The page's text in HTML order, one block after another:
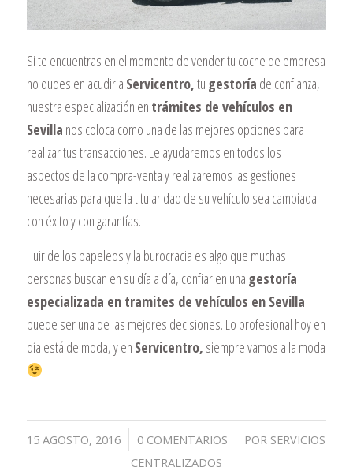
Si te encuentras en el momento de vender tu coche de empresa
no dudes en acudir a Servicentro,tu gestoría de confianza,
nuestra especialización en trámites de vehículos en
Sevilla nos coloca como una de las mejores opciones para
realizar tus transacciones. Le ayudaremos en todos los
aspectos de la compra-venta y realizaremos las gestiones
necesarias para que la titularidad de su vehículo sea cambiada
con éxito y con garantías.
Huir de los papeleos y la burocracia es algo que muchas
personas buscan en su día a día, confiar en una gestoría
especializada en tramites de vehículos en Sevilla
puede ser una de las mejores decisiones. Lo profesional hoy en
día está de moda, y en Servicentro, siempre vamos a la moda
15 AGOSTO, 2016
/ 0 COMENTARIOS
/ POR SERVICIOS
CENTRALIZADOS